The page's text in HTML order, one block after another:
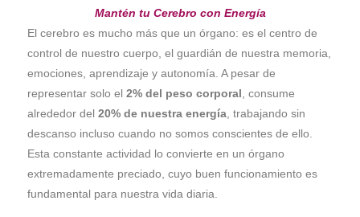
Mantén tu Cerebro con Energía
El cerebro es mucho más que un órgano: es el centro de
control de nuestro cuerpo, el guardián de nuestra memoria,
emociones, aprendizaje y autonomía. A pesar de
representar solo el 2% del peso corporal
, consume
alrededor del 20% de nuestra energía, trabajando sin
descanso incluso cuando no somos conscientes de ello.
Esta constante actividad lo convierte en un órgano
extremadamente preciado, cuyo buen funcionamiento es
fundamental para nuestra vida diaria.